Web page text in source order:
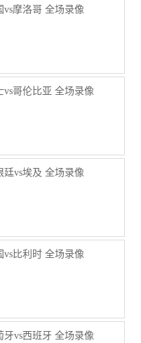
vs摩洛哥 全场录像
vs哥伦比亚 全场录像
廷vs埃及 全场录像
vs比利时 全场录像
牙vs西班牙 全场录像